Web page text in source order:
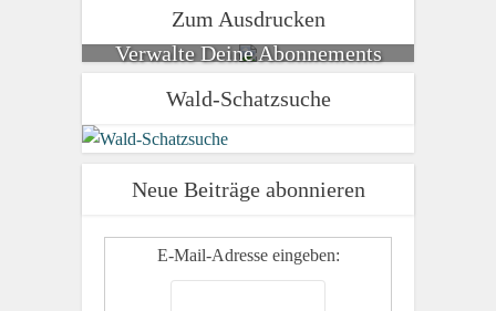
Zum Ausdrucken
Verwalte Deine Abonnements
Wald-Schatzsuche
Neue Beiträge abonnieren
E-Mail-Adresse eingeben: